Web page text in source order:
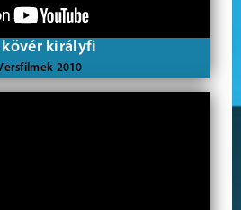
kövér királyfi
2010